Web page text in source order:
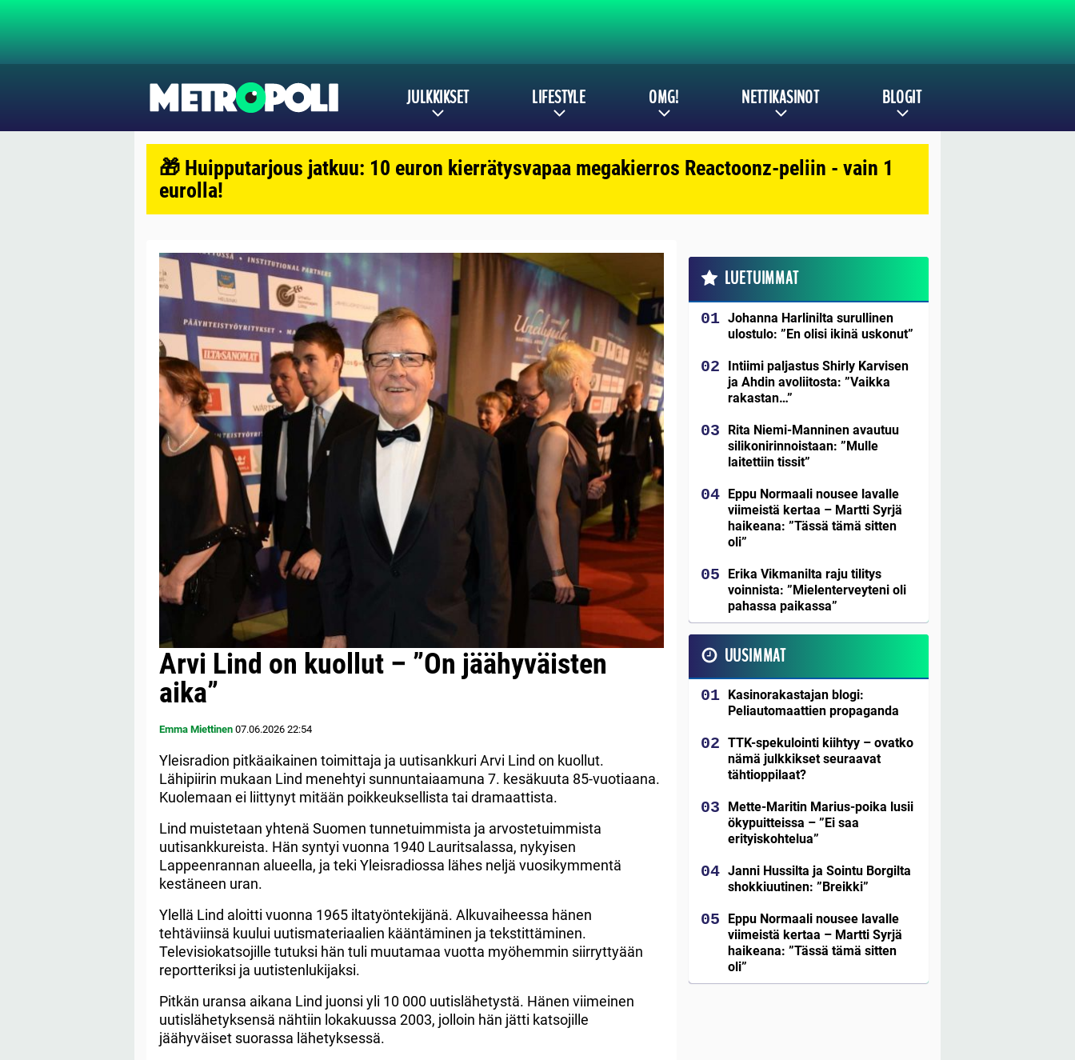
JULKKIKSET LIFESTYLE OMG! NETTIKASINOT BLOGIT
🎁 Huipputarjous jatkuu: 10 euron kierrätysvapaa megakierros Reactoonz-peliin - vain 1
eurolla!
Arvi Lind on kuollut – ”On jäähyväisten
aika”
Emma Miettinen 07.06.2026 22:54
Yleisradion pitkäaikainen toimittaja ja uutisankkuri Arvi Lind on kuollut.
Lähipiirin mukaan Lind menehtyi sunnuntaiaamuna 7. kesäkuuta 85-vuotiaana.
Kuolemaan ei liittynyt mitään poikkeuksellista tai dramaattista.
Lind muistetaan yhtenä Suomen tunnetuimmista ja arvostetuimmista
uutisankkureista. Hän syntyi vuonna 1940 Lauritsalassa, nykyisen
Lappeenrannan alueella, ja teki Yleisradiossa lähes neljä vuosikymmentä
kestäneen uran.
Ylellä Lind aloitti vuonna 1965 iltatyöntekijänä. Alkuvaiheessa hänen
tehtäviinsä kuului uutismateriaalien kääntäminen ja tekstittäminen.
Televisiokatsojille tutuksi hän tuli muutamaa vuotta myöhemmin siirryttyään
reportteriksi ja uutistenlukijaksi.
Pitkän uransa aikana Lind juonsi yli 10 000 uutislähetystä. Hänen viimeinen
uutislähetyksensä nähtiin lokakuussa 2003, jolloin hän jätti katsojille
jäähyväiset suorassa lähetyksessä.
LUETUIMMAT
Johanna Harlinilta surullinen
ulostulo: ”En olisi ikinä uskonut”
Intiimi paljastus Shirly Karvisen
ja Ahdin avoliitosta: ”Vaikka
rakastan…”
Rita Niemi-Manninen avautuu
silikonirinnoistaan: ”Mulle
laitettiin tissit”
Eppu Normaali nousee lavalle
viimeistä kertaa – Martti Syrjä
haikeana: ”Tässä tämä sitten
oli”
Erika Vikmanilta raju tilitys
voinnista: ”Mielenterveyteni oli
pahassa paikassa”
UUSIMMAT
Kasinorakastajan blogi:
Peliautomaattien propaganda
TTK-spekulointi kiihtyy – ovatko
nämä julkkikset seuraavat
tähtioppilaat?
Mette-Maritin Marius-poika lusii
ökypuitteissa – ”Ei saa
erityiskohtelua”
Janni Hussilta ja Sointu Borgilta
shokkiuutinen: ”Breikki”
Eppu Normaali nousee lavalle
viimeistä kertaa – Martti Syrjä
haikeana: ”Tässä tämä sitten
oli”